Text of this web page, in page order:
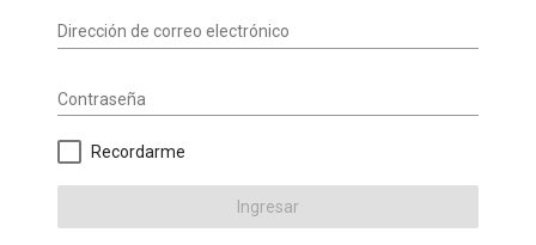
Dirección de correo electrónico
Contraseña
Recordarme
Ingresar